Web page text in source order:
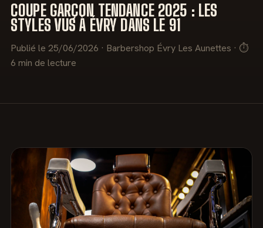
COUPE GARÇON TENDANCE 2025 : LES
STYLES VUS À ÉVRY DANS LE 91
Publié le 25/06/2026 · Barbershop Évry Les Aunettes · ⏱
6 min de lecture